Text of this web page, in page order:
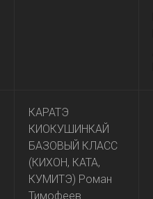
КАРАТЭ
КИОКУШИНКАЙ
БАЗОВЫЙ КЛАСС
(КИХОН, КАТА,
КУМИТЭ) Роман
Тимофеев